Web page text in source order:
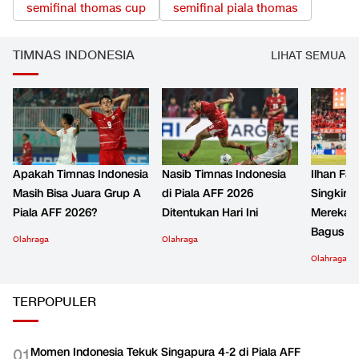
semifinal thomas cup
semifinal piala thomas
TIMNAS INDONESIA LIHAT SEMUA
Apakah Timnas Indonesia
Masih Bisa Juara Grup A
Piala AFF 2026?
Olahraga
Nasib Timnas Indonesia
di Piala AFF 2026
Ditentukan Hari Ini
Olahraga
Ilhan
Mereka
Bagus
Olahraga
TERPOPULER
Momen Indonesia Tekuk Singapura 4-2 di Piala AFF